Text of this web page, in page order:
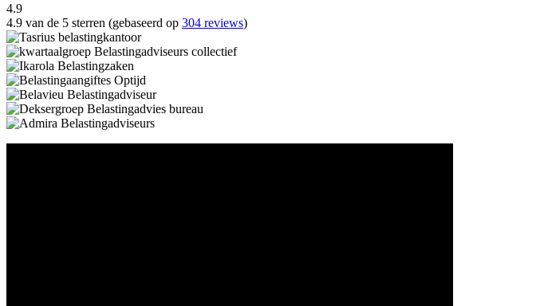
4.9
4.9 van de 5 sterren (gebaseerd op 304 reviews)